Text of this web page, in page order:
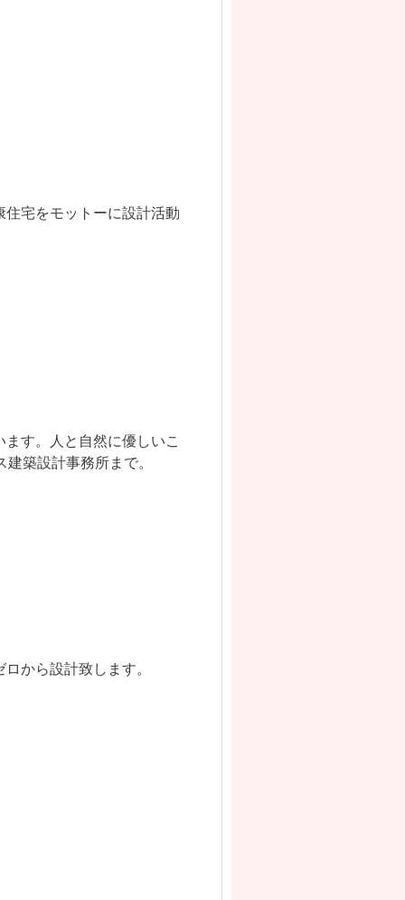
宅をモットーに設計活動
す。人と自然に優しいこ
築設計事務所まで。
から設計致します。